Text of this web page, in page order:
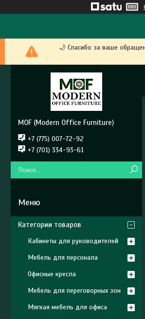
🌙 Спасибо за ваше
MOF (Modern Office Furniture)
+7 (775) 007-72-92
+7 (701) 334-93-61
Категории товаров
Кабинеты для руководителей
Мебель для персонала
Офисные кресла
Мебель для переговорных зон
Мягкая мебель для офиса